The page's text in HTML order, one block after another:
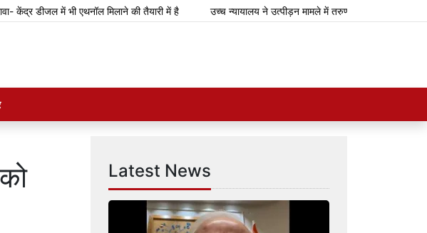
डीजल में भी एथनॉल मिलाने की तैयारी में है उच्च न्यायालय ने उत्पीड़न मामले में तरुण तेजपाल को 10 साल की
Latest News